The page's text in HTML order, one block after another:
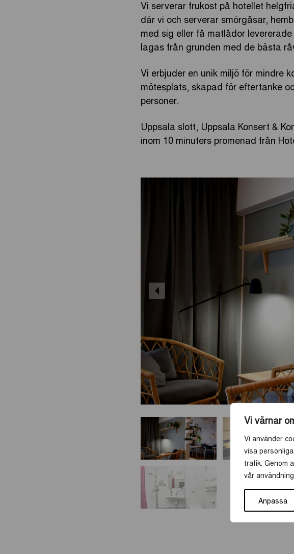
Vi värnar
Vi använder
visa
trafik. Genom
vår
Anpassa
Vi serverar frukost på hotellet
där vi och serverar smörgåsar,
med sig eller få matlådor
lagas från grunden med de bästa
Vi erbjuder en unik miljö för mindre
mötesplats, skapad för eftertanke
personer.
Uppsala slott, Uppsala Konsert &
inom 10 minuters promenad från